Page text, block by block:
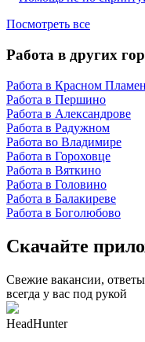
Посмотреть все
Работа в других
Работа в Красном
Работа в Першино
Работа в Александрове
Работа в Радужном
Работа во Владимире
Работа в Гороховце
Работа в Вяткино
Работа в Головино
Работа в Балакиреве
Работа в Боголюбово
Скачайте
Свежие вакансии,
всегда у вас под рукой
HeadHunter